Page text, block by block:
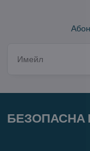
БЕЗОПАСНА